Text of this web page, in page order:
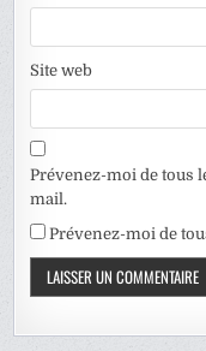
Site web
Prévenez-moi de tous
mail.
Prévenez-moi de